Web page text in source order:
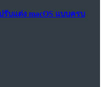
บแต่ง macOS แบบครบ